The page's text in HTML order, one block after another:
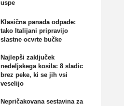
uspe
Klasična panada odpade:
tako Italijani pripravijo
slastne ocvrte bučke
Najlepši zaključek
nedeljskega kosila: 8 sladic
brez peke, ki se jih vsi
veselijo
Nepričakovana sestavina za